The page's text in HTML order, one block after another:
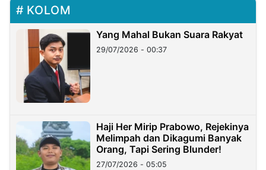
KOLOM
Yang Mahal Bukan Suara Rakyat
29/07/2026 - 00:37
Haji Her Mirip Prabowo, Rejekinya
Melimpah dan Dikagumi Banyak
Orang, Tapi Sering Blunder!
27/07/2026 - 05:05